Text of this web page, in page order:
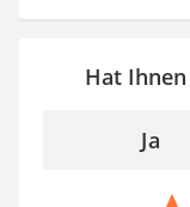
Hat
Ja